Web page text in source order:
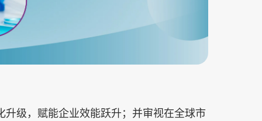
级，赋能企业效能跃升；并审视在全球市